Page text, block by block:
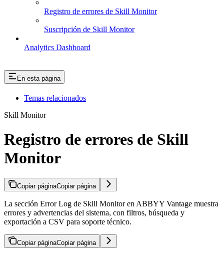
Registro de errores de Skill Monitor
Suscripción de Skill Monitor
Analytics Dashboard
En esta página
Temas relacionados
Skill Monitor
Registro de errores de Skill
Monitor
Copiar páginaCopiar página
La sección Error Log de Skill Monitor en ABBYY Vantage muestra
errores y advertencias del sistema, con filtros, búsqueda y
exportación a CSV para soporte técnico.
Copiar páginaCopiar página